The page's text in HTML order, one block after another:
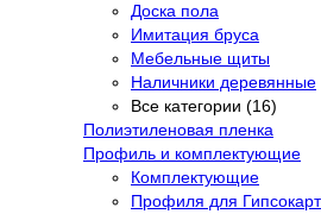
Доска пола
Имитация бруса
Мебельные щиты
Наличники деревянные
Все категории (16)
Полиэтиленовая пленка
Профиль и комплектующие
Комплектующие
Профиля для